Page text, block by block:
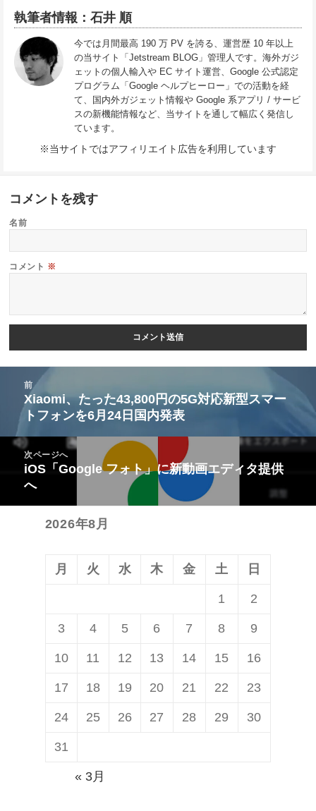
執筆者情報：石井 順
今では月間最高 190 万 PV を誇る、運営歴 10 年以上
の当サイト「Jetstream BLOG」管理人です。海外ガジ
ェットの個人輸入や EC サイト運営、Google 公式認定
プログラム「Google ヘルプヒーロー」での活動を経
て、国内外ガジェット情報や Google 系アプリ / サービ
スの新機能情報など、当サイトを通して幅広く発信し
ています。
※当サイトではアフィリエイト広告を利用しています
コメントを残す
名前
コメント ※
ビ
前
前
の
投
稿:
Xiaomi、たった43,800円の5G対応新型スマー
トフォンを6月24日国内発表
次ページへ
次
の
投
iOS「Google フォト」に新動画エディタ提供
へ
2026年8月
月 火 水 木 金 土 日
1 2
3 4 5 6 7 8 9
10 11 12 13 14 15 16
17 18 19 20 21 22 23
24 25 26 27 28 29 30
31
« 3月